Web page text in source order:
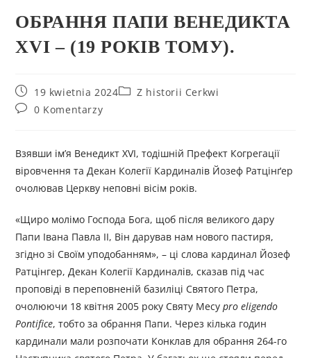
ОБРАННЯ ПАПИ ВЕНЕДИКТА
XVI – (19 РОКІВ ТОМУ).
19 kwietnia 2024
Z historii Cerkwi
0 Komentarzy
Взявши ім’я Венедикт XVI, тодішній Префект Когрегації
віровчення та Декан Колегії Кардиналів Йозеф Ратцінґер
очолював Церкву неповні вісім років.
«Щиро молімо Господа Бога, щоб після великого дару
Папи Івана Павла ІІ, Він дарував нам нового пастиря,
згідно зі Своїм уподобанням», – ці слова кардинал Йозеф
Ратцінгер, Декан Колегії Кардиналів, сказав під час
проповіді в переповненій базиліці Святого Петра,
очолюючи 18 квітня 2005 року Святу Месуpro eligendo
Pontifice, тобто за обрання Папи. Через кілька годин
кардинали мали розпочати Конклав для обрання 264-го